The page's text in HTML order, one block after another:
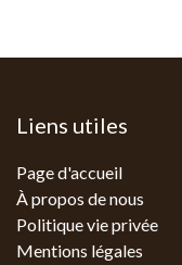
Liens utiles
Page d'accueil
À propos de nous
Politique vie privée
Mentions légales